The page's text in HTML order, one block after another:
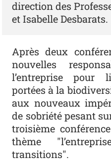
direction des
et Isabelle Desbarats.
Après deux
nouvelles
l’entreprise pour
portées à la
aux nouveaux
de sobriété pesant
troisième
thème
transitions".